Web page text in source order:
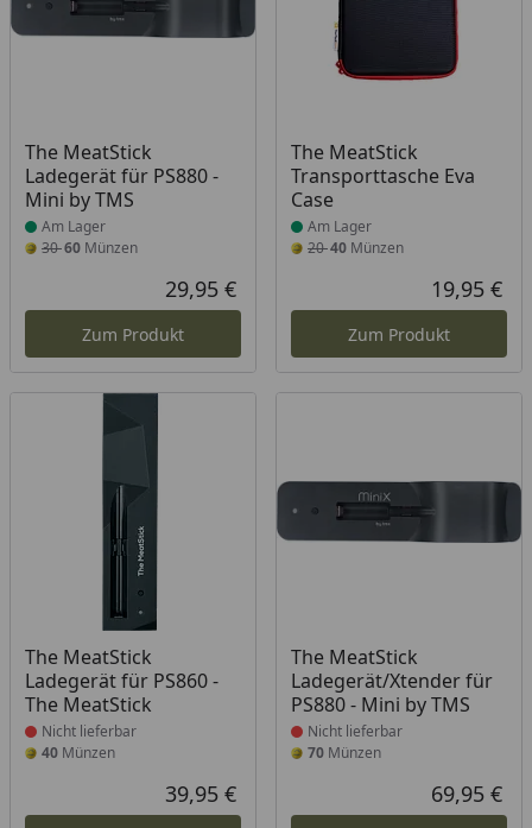
The MeatStick
Ladegerät für PS880 -
Mini by TMS
Produkt am Lager
Am Lager
3060 Münzen
Aktueller Preis
29,95 €
Zum Produkt
The MeatStick
Transporttasche Eva
Case
Produkt am Lager
Am Lager
2040Münzen
19,95 €
Zum Produkt
The MeatStick
Ladegerät für PS860 -
The MeatStick
Produkt nicht lieferbar
Nicht lieferbar
40 Münzen
Aktueller Preis
39,95 €
The MeatStick
Ladegerät/Xtender für
PS880 - Mini by TMS
Produkt nicht lieferbar
Nicht lieferbar
70Münzen
69,95 €